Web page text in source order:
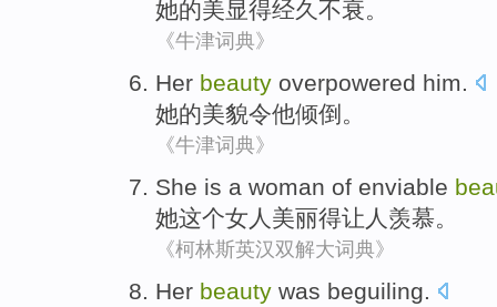
她的美显得经久不衰。
《牛津词典》
Her beauty overpowered him.
她的美貌令他倾倒。
《牛津词典》
She is a woman of enviable
她这个女人 美丽得让 人 羡慕。
《柯林斯英汉双解大词典》
Her beauty was beguiling